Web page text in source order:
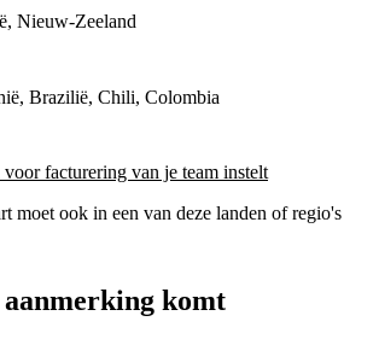
Nieuw-Zeeland
Brazilië, Chili, Colombia
facturering van je team instelt
moet ook in een van deze landen of regio's
komt